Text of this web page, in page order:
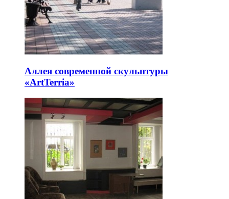
Аллея современной скульптуры
«ArtTerria»